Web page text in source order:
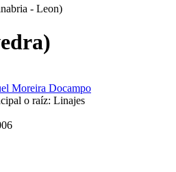
- Leon)
Moreira Docampo
o raíz: Linajes